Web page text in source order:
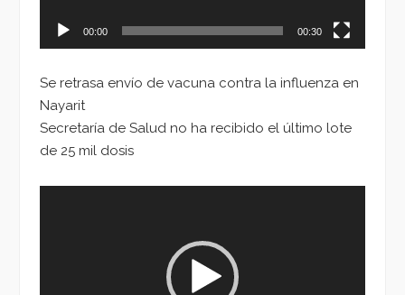
00:00 00:30
Se retrasa envío de vacuna contra la influenza en
Nayarit
Secretaría de Salud no ha recibido el último lote
de 25 mil dosis